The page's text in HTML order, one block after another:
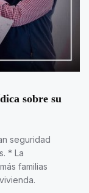
sobre su
seguridad
* La
familias